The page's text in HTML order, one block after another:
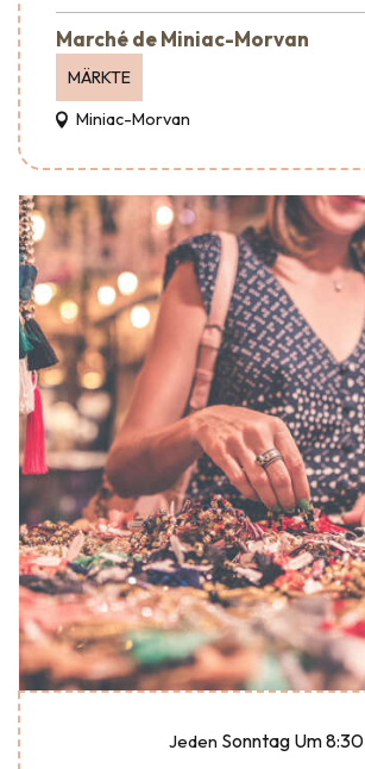
Marché de Miniac-Morvan
MÄRKTE
Miniac-Morvan
Jeden Sonntag Um 8:30